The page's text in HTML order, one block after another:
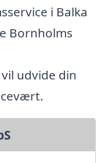
i Balka
Bornholms
udvide din